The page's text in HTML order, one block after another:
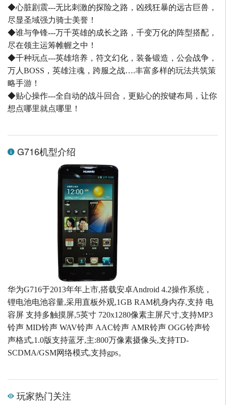
◆心脏剧震---无比刺激的探险之路，凶残狂暴的远古巨兽，
尽显圣域强力骑士美誉！
◆谁与争锋---万千英雄的成长之路，千变万化的阵型搭配，
尽在领主运筹帷幄之中！
◆千种玩点---英雄培养，符文幻化，装备锻造，公会战争，
万人BOSS，英雄注魂，跨服之战….丰富多样的玩法共筑策
略手游！
◆贴心操作---全自动的战斗回合，更贴心的按键布局，让你
想点哪里就点哪里！
G716机型介绍
华为G716于2013年年上市,搭载安卓Android 4.2操作系统，
锂电池电池容量,采用直板外观,1GB RAM机身内存,支持 电
容屏 支持多触摸屏,5英寸 720x1280像素主屏尺寸,支持MP3
铃声 MID铃声 WAV铃声 AAC铃声 AMR铃声 OGG铃声铃
声格式,1.0版支持蓝牙,主:800万像素摄像头,支持TD-
SCDMA/GSM网络模式,支持gps。
玩家热门关注